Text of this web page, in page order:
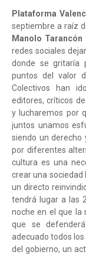
Plataforma
septiembre a raíz
Manolo Tarancón
redes sociales
donde se gritaría
puntos del valor
Colectivos han
editores, críticos
y lucharemos por
juntos unamos
siendo un
por diferentes
cultura es una
crear una sociedad
un directo
tendrá lugar a las
noche en el que la
que se
adecuado todos
del gobierno, un